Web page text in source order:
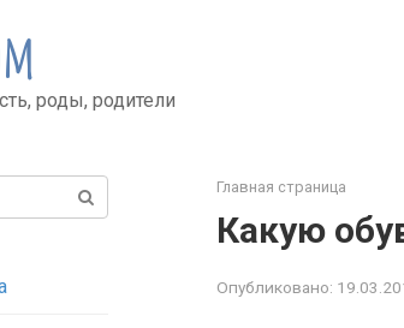
роды, родители
Главная страница
Какую
Опубликовано: